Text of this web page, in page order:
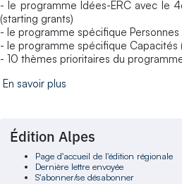
- le programme Idées-ERC avec le
(starting grants)
- le programme spécifique Personnes
- le programme spécifique Capacités
- 10 thèmes prioritaires du
En savoir plus
Édition Alpes
Page d'accueil de l'édition régionale
Dernière lettre envoyée
S'abonner/se désabonner